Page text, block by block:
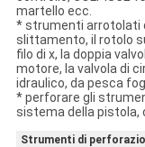
martello ecc.
* strumenti arrotolati
slittamento, il rotolo
filo di x, la doppia
motore, la valvola di
idraulico, da pesca
* perforare gli
sistema della pistola,
Strumenti di